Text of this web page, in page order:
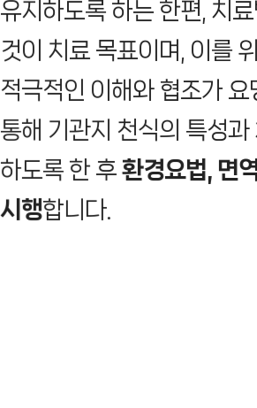
유지하도록 하는 한편, 치
것이 치료 목표이며, 이를
적극적인 이해와 협조가
통해 기관지 천식의 특성
하도록 한 후환경요법, 면
시행합니다.